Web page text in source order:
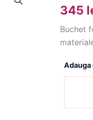
345
Buchet
Adauga